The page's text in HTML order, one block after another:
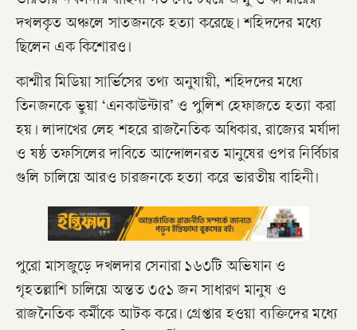
দখলকৃত অঞ্চলে সাতজনকে হত্যা করেছে। শহিদদের মধ্যে
ছিলেন এক কিশোরও।
কাশ্মীর মিডিয়া সার্ভিসের তথ্য অনুযায়ী, শহিদদের মধ্যে
তিনজনকে ভুয়া ‘এনকাউন্টার’ ও পুলিশ হেফাজতে হত্যা করা
হয়। লাদাখের লেহ শহরে রাজনৈতিক অধিকার, রাজ্যের মর্যাদা
ও ষষ্ঠ তফসিলের দাবিতে আন্দোলনরত মানুষের ওপর নির্বিচার
গুলি চালিয়ে আরও চারজনকে হত্যা করে ভারতীয় বাহিনী।
পুরো মাসজুড়ে দখলদার সেনারা ১৬৩টি অভিযান ও
গৃহতল্লাশি চালিয়ে অন্তত ৩৫১ জন সাধারণ মানুষ ও
রাজনৈতিক কর্মীকে আটক করে। গ্রেপ্তার হওয়া ব্যক্তিদের মধ্যে